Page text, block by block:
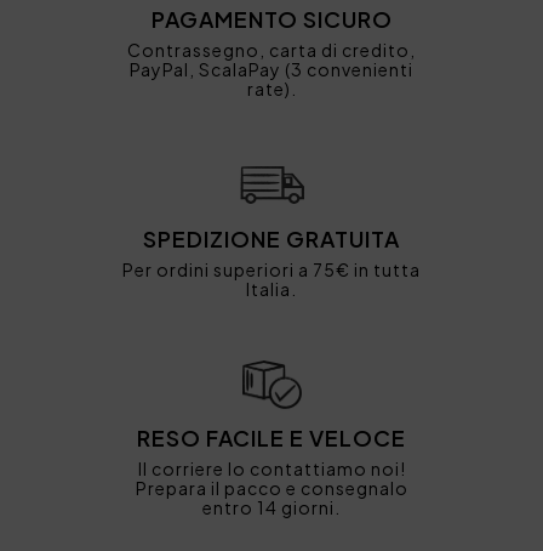
PAGAMENTO SICURO
Contrassegno, carta di credito,
PayPal, ScalaPay (3 convenienti
rate).
SPEDIZIONE GRATUITA
Per ordini superiori a 75€ in tutta
Italia.
RESO FACILE E VELOCE
Il corriere lo contattiamo noi!
Prepara il pacco e consegnalo
entro 14 giorni.